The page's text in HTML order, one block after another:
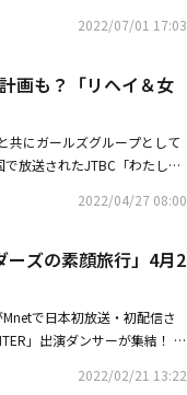
注目されている。「DNAcer
ダ～海の見えるライブBar」
出を務め、K-ダンスの魅力と
ダンスバトルで名勝負が繰り
開され、毎週月曜日に1話ず
持つ特徴や多彩な魅力を熱く
STREET MAN FIGHTER」参
！■番組情報「Be the SMF」
～を予定）出演：カン・
、Ri.hey、SHIN GA BEE20
連リンクMnet公式サイト：h
2022/07/01 17:03
画も？「リヘイ＆女
共にガールズグループとして
放送されたJTBC「わたした
たこと知ってるの。私たち、
に、作っておいた音楽を合わ
してあなたを中心に、結成し
一緒に活動もした。事前に練
2022/04/27 08:00
ーズの素顔旅行」4月2
で日本初放送・初配信さ
」出演ダンサーが集結！ ス
スウパ。番組の中で各ダンス
2022/02/21 13:22